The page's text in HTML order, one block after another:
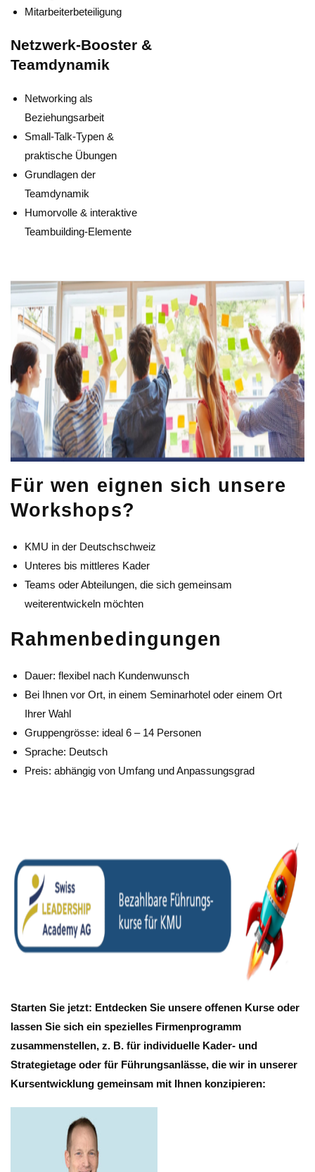
Mitarbeiterbeteiligung
Netzwerk-Booster &
Teamdynamik
Networking als
Beziehungsarbeit
Small-Talk-Typen &
praktische Übungen
Grundlagen der
Teamdynamik
Humorvolle & interaktive
Teambuilding-Elemente
Für wen eignen sich unsere
Workshops?
KMU in der Deutschschweiz
Unteres bis mittleres Kader
Teams oder Abteilungen, die sich gemeinsam
weiterentwickeln möchten
Rahmenbedingungen
Dauer: flexibel nach Kundenwunsch
Bei Ihnen vor Ort, in einem Seminarhotel oder einem Ort
Ihrer Wahl
Gruppengrösse: ideal 6 – 14 Personen
Sprache: Deutsch
Preis: abhängig von Umfang und Anpassungsgrad
Starten Sie jetzt: Entdecken Sie unsere offenen Kurse oder
lassen Sie sich ein spezielles Firmenprogramm
zusammenstellen, z. B. für individuelle Kader- und
Strategietage oder für Führungsanlässe, die wir in unserer
Kursentwicklung gemeinsam mit Ihnen konzipieren: